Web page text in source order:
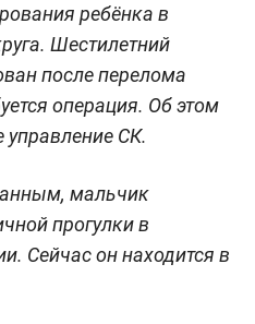
ребёнка в
Шестилетний
после перелома
операция. Об этом
управление СК.
мальчик
прогулки в
Сейчас он находится в